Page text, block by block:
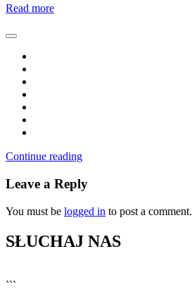
Read more
Continue reading
Leave a Reply
You must be logged in to post a comment.
SŁUCHAJ NAS
```